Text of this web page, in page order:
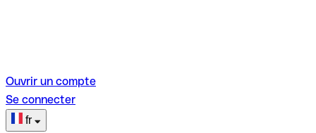
Ouvrir un compte
Se connecter
fr